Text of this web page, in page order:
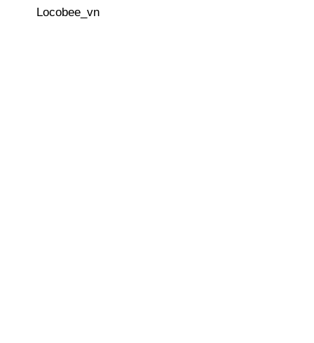
Adidas ra mắt dòng sản phẩm “ADIDAS ORIGINALS BY
Locobee_vn